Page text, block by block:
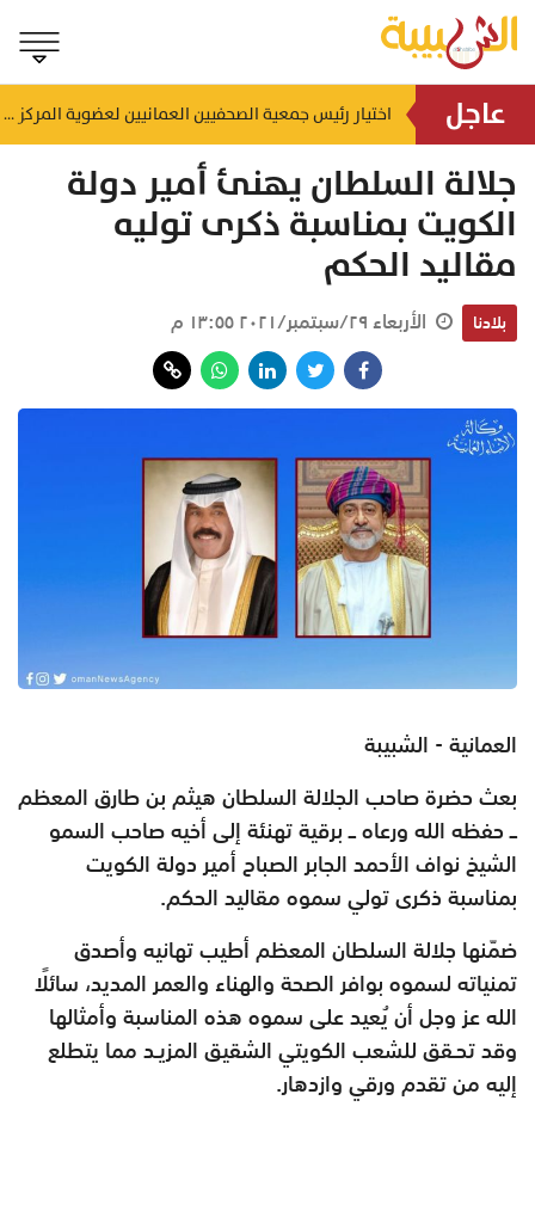
عاجل إنجاز بحري جديد.. القبطان محمد البوسعيدي أول عُماني يقود ناقلة منتجات نفطية متوسطة المدى منذ ١٢ ساعة اختيار رئيس جمعية الصحفيين العمانيين لعضوية المركز الدولي لمكافحة التضليل (ICCMD)
جلالة السلطان يهنئ أمير دولة
الكويت بمناسبة ذكرى توليه
مقاليد الحكم
بلادنا الأربعاء ٢٩/سبتمبر/٢٠٢١ ١٣:٥٥ م
العمانية - الشبيبة
بعث حضرة صاحب الجلالةالسلطان هيثم بن طارق المعظم
ــ حفظه الله ورعاه ــ برقية تهنئةإلى أخيه صاحب السمو
الشيخ نواف الأحمد الجابر الصباح أميردولة الكويت
بمناسبة ذكرى تولي سموه مقاليد الحكم.
ضمّنها جلالة السلطان المعظم أطيب تهانيه وأصدق
تمنياته لسموهبوافر الصحة والهناء والعمر المديد، سائلًا
الله عز وجل أن يُعيدعلى سموه هذه المناسبة وأمثالها
وقد تحـقق للشعب الكويتي الشقيقالمزيـد مما يتطلع
إليه من تقدم ورقي وازدهار.